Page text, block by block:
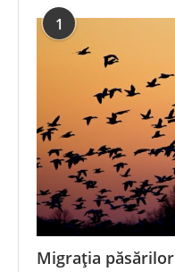
1
Migrația păsărilor